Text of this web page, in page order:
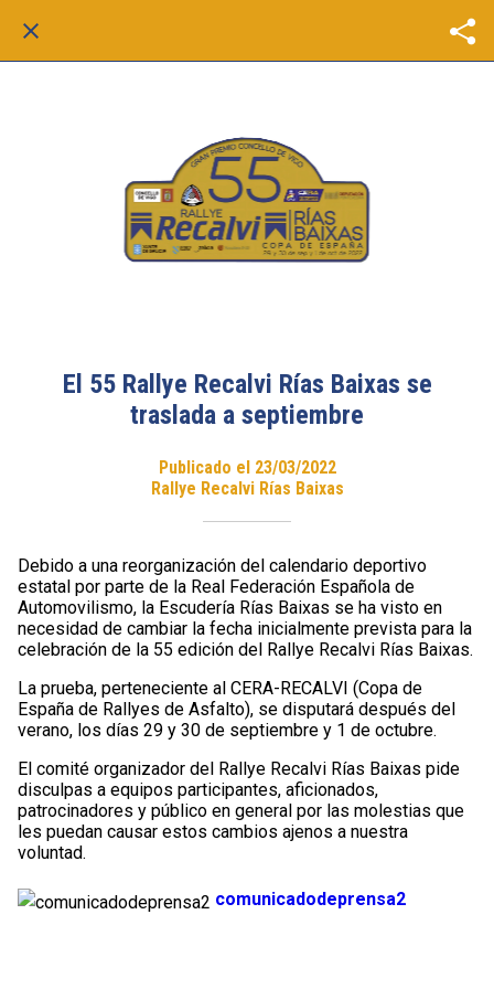
El 55 Rallye Recalvi Rías Baixas se
traslada a septiembre
Publicado el 23/03/2022
Rallye Recalvi Rías Baixas
Debido a una reorganización del calendario deportivo
estatal por parte de la Real Federación Española de
Automovilismo, la Escudería Rías Baixas se ha visto en
necesidad de cambiar la fecha inicialmente prevista para la
celebración de la 55 edición del Rallye Recalvi Rías Baixas.
La prueba, perteneciente al CERA-RECALVI (Copa de
España de Rallyes de Asfalto), se disputará después del
verano, los días 29 y 30 de septiembre y 1 de octubre.
El comité organizador del Rallye Recalvi Rías Baixas pide
disculpas a equipos participantes, aficionados,
patrocinadores y público en general por las molestias que
les puedan causar estos cambios ajenos a nuestra
voluntad.
comunicadodeprensa2